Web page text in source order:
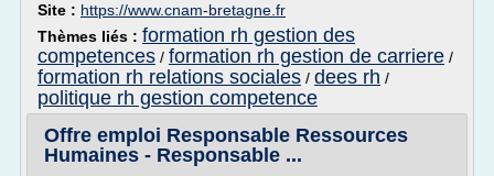
Site : https://www.cnam-bretagne.fr
Thèmes liés : formation rh gestion des
competences / formation rh gestion de carriere /
formation rh relations sociales / dees rh /
politique rh gestion competence
Offre emploi Responsable Ressources
Humaines - Responsable ...